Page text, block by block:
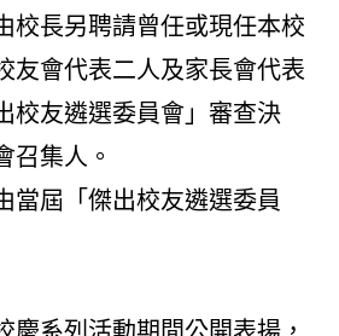
校長另聘請曾任或現任本校
友會代表二人及家長會代表
校友遴選委員會」審查決
召集人。
當屆「傑出校友遴選委員